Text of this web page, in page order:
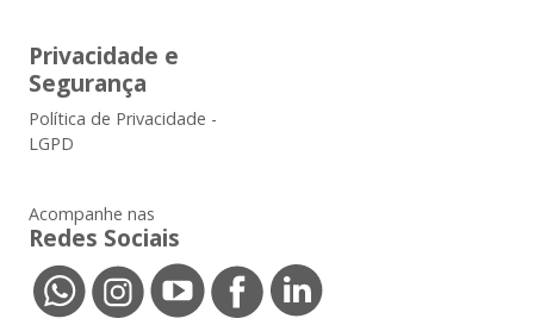
Privacidade e
Segurança
Política de Privacidade -
LGPD
Acompanhe nas
Redes Sociais